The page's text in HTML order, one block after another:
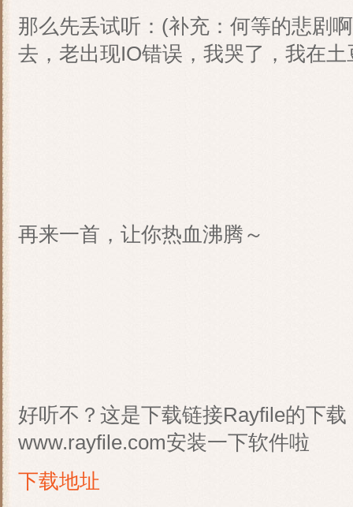
那么先丢试听：(补充：何等的悲剧
去，老出现IO错误，我哭了，我在
再来一首，让你热血沸腾～
好听不？这是下载链接Rayfile的下
www.rayfile.com安装一下软件啦
下载地址